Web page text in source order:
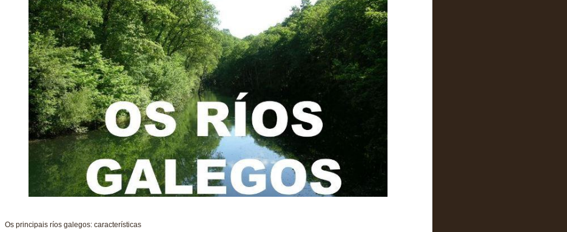
Os principais ríos galegos: características